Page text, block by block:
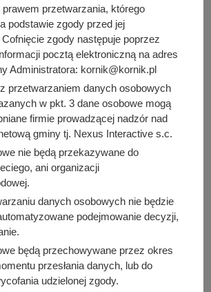
aktualnosc/121/turniej-warcabowy-i-
CAŁE KALENDARIUM
przetwarzania, którego
podstawie zgody przed jej
zgody następuje poprzez
pocztą elektroniczną na adres
Administratora: kornik@kornik.pl
przetwarzaniem danych osobowych
w pkt. 3 dane osobowe mogą
firmie prowadzącej nadzór nad
gminy tj. Nexus Interactive s.c.
nie będą przekazywane do
ani organizacji
danych osobowych nie będzie
podejmowanie decyzji,
będą przechowywane przez okres
przesłania danych, lub do
udzielonej zgody.